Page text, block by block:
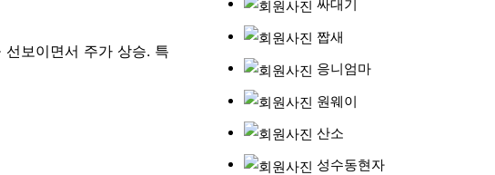
보이면서 주가 상승. 특
싸대기
짭새
응니엄마
원웨이
산소
성수동현자